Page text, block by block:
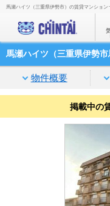
馬瀬ハイツ（三重県伊勢市）の賃貸マンション
馬瀬ハイツ（三重県伊勢
物件概要
掲載中の